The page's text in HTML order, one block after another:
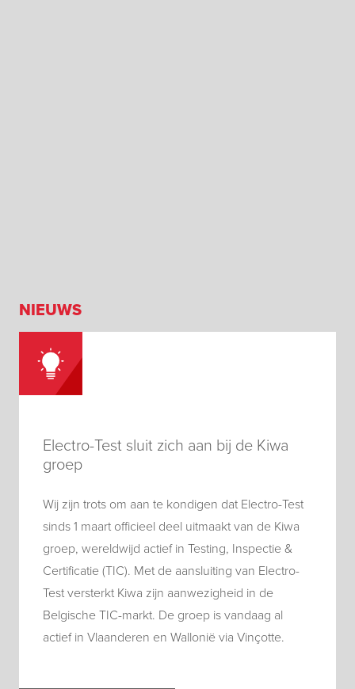
NIEUWS
Electro-Test sluit zich aan bij de Kiwa
groep
Wij zijn trots om aan te kondigen dat Electro-Test
sinds 1 maart officieel deel uitmaakt van de Kiwa
groep, wereldwijd actief in Testing, Inspectie &
Certificatie (TIC). Met de aansluiting van Electro-
Test versterkt Kiwa zijn aanwezigheid in de
Belgische TIC-markt. De groep is vandaag al
actief in Vlaanderen en Wallonië via Vinçotte.